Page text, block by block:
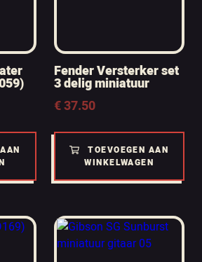
Fender Versterker set
3 delig miniatuur
€37.50
TOEVOEGEN AAN
WINKELWAGEN